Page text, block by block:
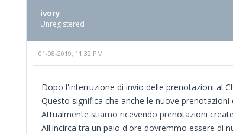
ivory
Unregistered
01-08-2019, 11:32 PM
Dopo l'interruzione di invio delle prenotazioni al
Questo significa che anche le nuove
Attualmente stiamo ricevendo prenotazioni
All'incirca tra un paio d'ore dovremmo essere di